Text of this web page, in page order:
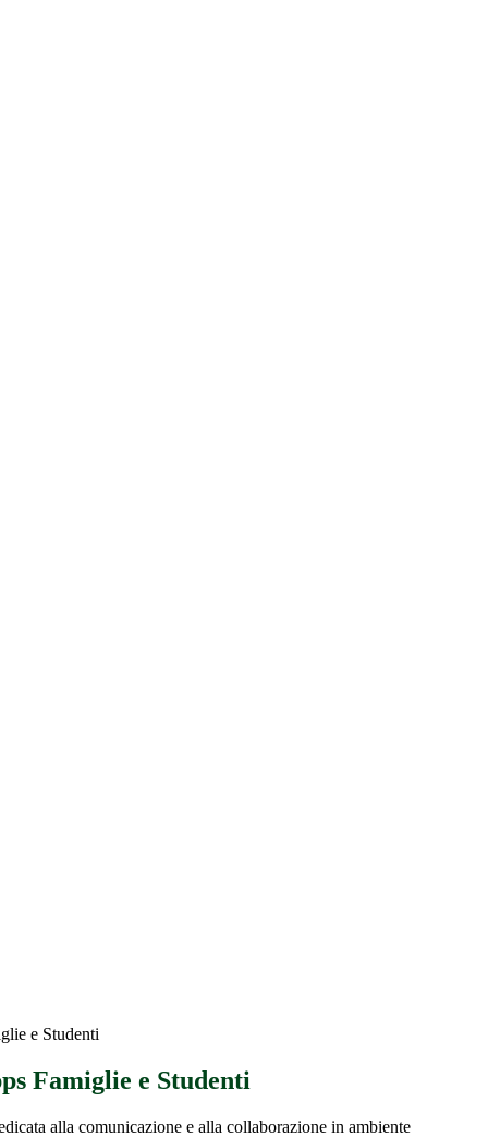
e Studenti
Famiglie e Studenti
alla comunicazione e alla collaborazione in ambiente